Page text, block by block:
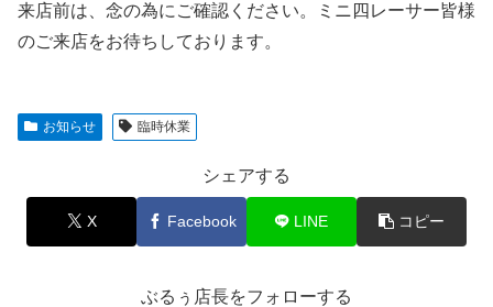
来店前は、念の為にご確認ください。ミニ四レーサー皆様
のご来店をお待ちしております。
お知らせ 臨時休業
シェアする
X Facebook LINE コピー
ぶるぅ店長をフォローする